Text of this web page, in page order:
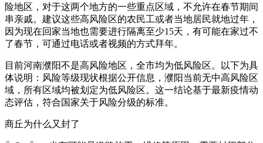
险地区，对于这两个地方的一些重点区域，不允许在春节期间
串亲戚。建议这些高风险区的农民工或者当地居民就地过年，
因为现在回家当地也需要进行隔离至少15天，有可能在家过不
了春节，可通过电话或者视频的方式拜年。
目前河南濮阳不是高风险地区，全市均为低风险区。以下为具
体说明：风险等级现状根据公开信息，濮阳当前无中高风险区
域，所有区域均被划定为低风险区。这一结论基于最新疫情动
态评估，符合国家关于风险分级的标准。
商丘为什么又封了